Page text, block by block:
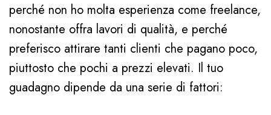
perché non ho molta esperienza come freelance,
nonostante offra lavori di qualità, e perché
preferisco attirare tanti clienti che pagano poco,
piuttosto che pochi a prezzi elevati. Il tuo
guadagno dipende da una serie di fattori: